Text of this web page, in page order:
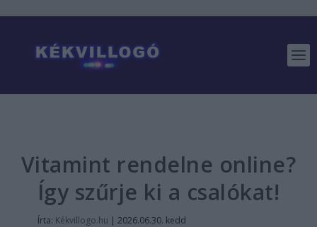
Vitamint rendelne online?
Így szűrje ki a csalókat!
Írta: Kékvillogo.hu | 2026.06.30. kedd